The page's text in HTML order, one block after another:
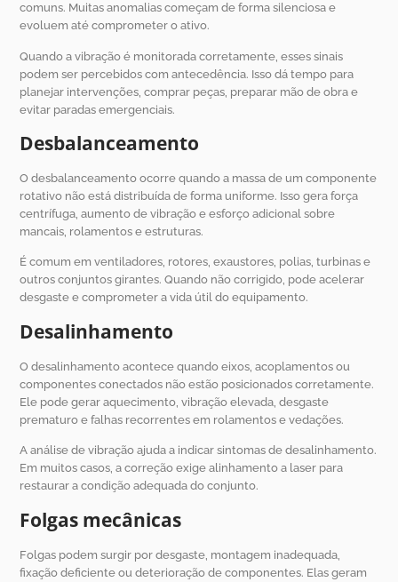
comuns. Muitas anomalias começam de forma silenciosa e
evoluem até comprometer o ativo.
Quando a vibração é monitorada corretamente, esses sinais
podem ser percebidos com antecedência. Isso dá tempo para
planejar intervenções, comprar peças, preparar mão de obra e
evitar paradas emergenciais.
Desbalanceamento
O desbalanceamento ocorre quando a massa de um componente
rotativo não está distribuída de forma uniforme. Isso gera força
centrífuga, aumento de vibração e esforço adicional sobre
mancais, rolamentos e estruturas.
É comum em ventiladores, rotores, exaustores, polias, turbinas e
outros conjuntos girantes. Quando não corrigido, pode acelerar
desgaste e comprometer a vida útil do equipamento.
Desalinhamento
O desalinhamento acontece quando eixos, acoplamentos ou
componentes conectados não estão posicionados corretamente.
Ele pode gerar aquecimento, vibração elevada, desgaste
prematuro e falhas recorrentes em rolamentos e vedações.
A análise de vibração ajuda a indicar sintomas de desalinhamento.
Em muitos casos, a correção exige alinhamento a laser para
restaurar a condição adequada do conjunto.
Folgas mecânicas
Folgas podem surgir por desgaste, montagem inadequada,
fixação deficiente ou deterioração de componentes. Elas geram